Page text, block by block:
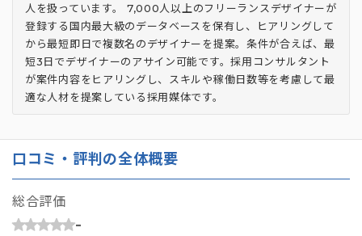
人を扱っています。 7,000人以上のフリーランスデザイナーが
登録する国内最大級のデータベースを保有し、ヒアリングして
から最短即日で複数名のデザイナーを提案。条件が合えば、最
短3日でデザイナーのアサイン可能です。採用コンサルタント
が案件内容をヒアリングし、スキルや稼働日数等を考慮して最
適な人材を提案している採用媒体です。
口コミ・評判の全体概要
総合評価
-